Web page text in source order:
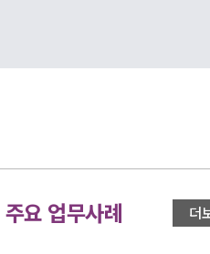
주요 업무사례 더